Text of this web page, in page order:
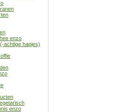
enzo
achtige hapjes)
enzo